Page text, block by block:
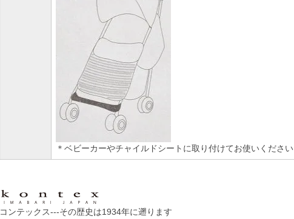
＊ベビーカーやチャイルドシートに取り付けてお使いください
コンテックス---その歴史は1934年に遡ります